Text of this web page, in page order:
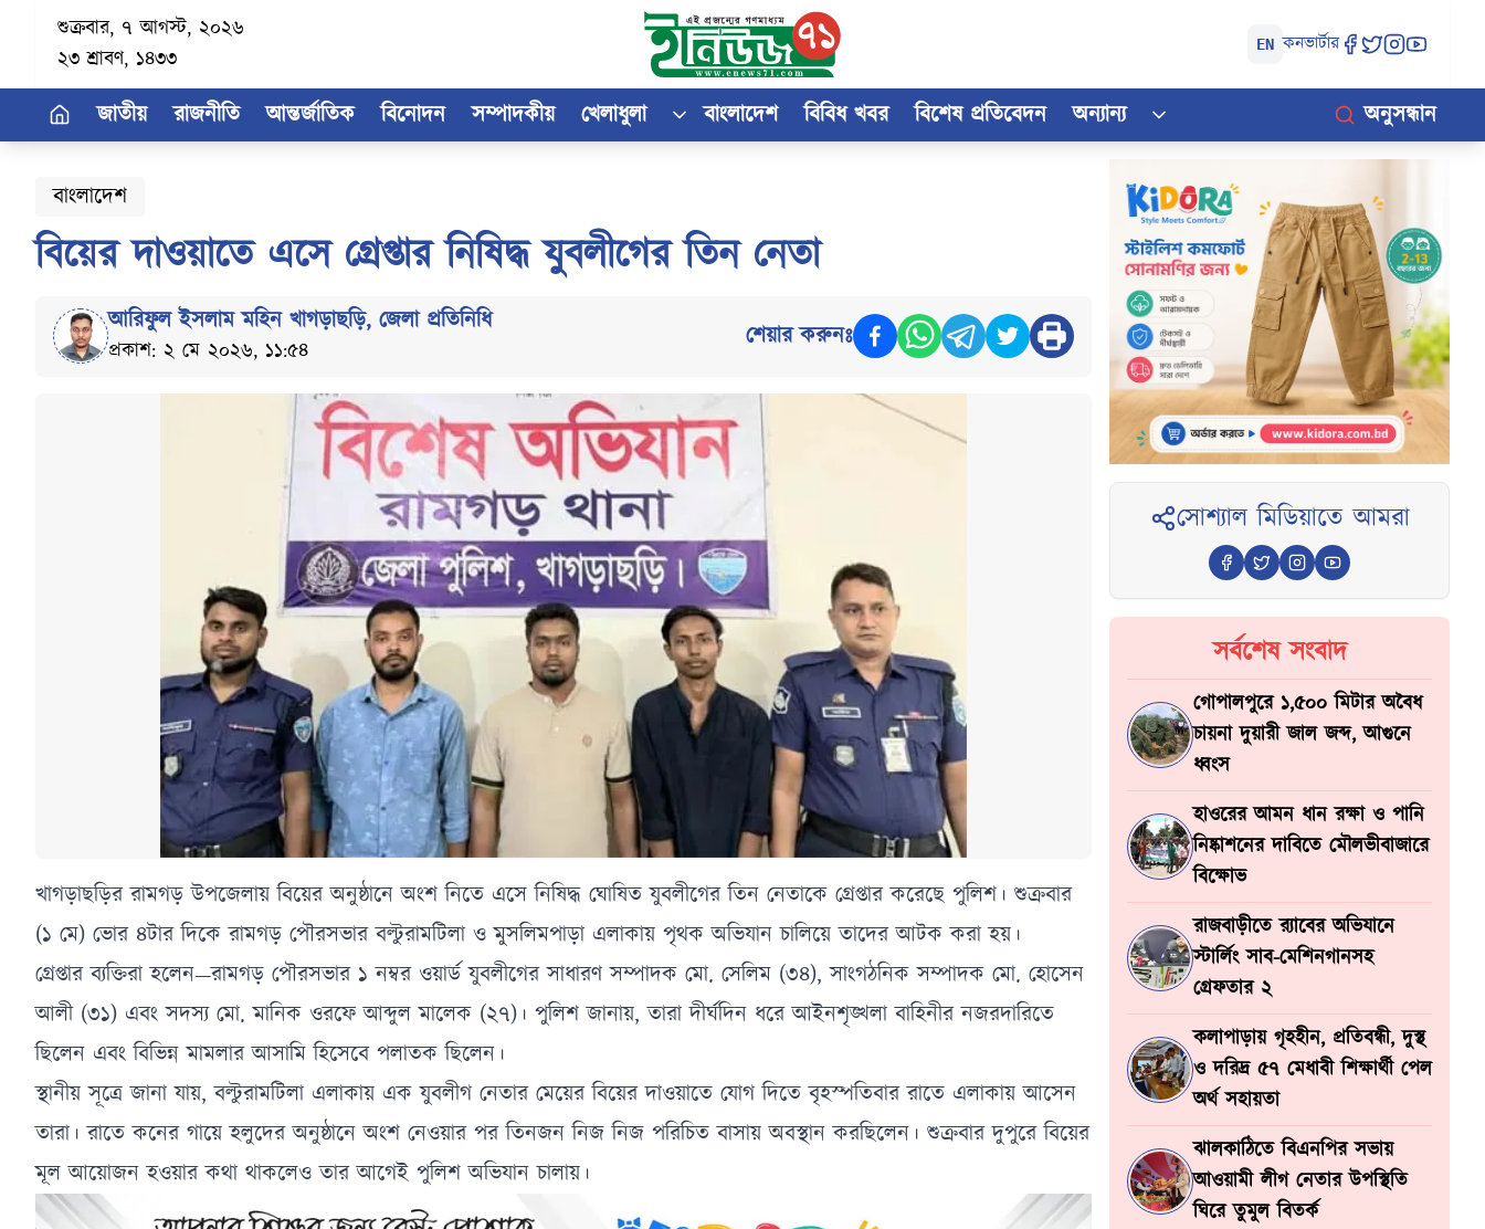
শুক্রবার, ৭ আগস্ট, ২০২৬
২৩ শ্রাবণ, ১৪৩৩
EN কনভার্টার
জাতীয় রাজনীতি আন্তর্জাতিক বিনোদন সম্পাদকীয় খেলাধুলা বাংলাদেশ বিবিধ খবর বিশেষ প্রতিবেদন অন্যান্য অনুসন্ধান
বাংলাদেশ
বিয়ের দাওয়াতে এসে গ্রেপ্তার নিষিদ্ধ যুবলীগের তিন নেতা
আরিফুল ইসলাম মহিন খাগড়াছড়ি, জেলা প্রতিনিধি
প্রকাশ: ২ মে ২০২৬, ১১:৫৪ শেয়ার করুনঃ
খাগড়াছড়ির রামগড় উপজেলায় বিয়ের অনুষ্ঠানে অংশ নিতে এসে নিষিদ্ধ ঘোষিত যুবলীগের তিন নেতাকে গ্রেপ্তার করেছে পুলিশ। শুক্রবার
(১ মে) ভোর ৪টার দিকে রামগড় পৌরসভার বল্টুরামটিলা ও মুসলিমপাড়া এলাকায় পৃথক অভিযান চালিয়ে তাদের আটক করা হয়।
গ্রেপ্তার ব্যক্তিরা হলেন—রামগড় পৌরসভার ১ নম্বর ওয়ার্ড যুবলীগের সাধারণ সম্পাদক মো. সেলিম (৩৪), সাংগঠনিক সম্পাদক মো. হোসেন
আলী (৩১) এবং সদস্য মো. মানিক ওরফে আব্দুল মালেক (২৭)। পুলিশ জানায়, তারা দীর্ঘদিন ধরে আইনশৃঙ্খলা বাহিনীর নজরদারিতে
ছিলেন এবং বিভিন্ন মামলার আসামি হিসেবে পলাতক ছিলেন।
স্থানীয় সূত্রে জানা যায়, বল্টুরামটিলা এলাকায় এক যুবলীগ নেতার মেয়ের বিয়ের দাওয়াতে যোগ দিতে বৃহস্পতিবার রাতে এলাকায় আসেন
তারা। রাতে কনের গায়ে হলুদের অনুষ্ঠানে অংশ নেওয়ার পর তিনজন নিজ নিজ পরিচিত বাসায় অবস্থান করছিলেন। শুক্রবার দুপুরে বিয়ের
মূল আয়োজন হওয়ার কথা থাকলেও তার আগেই পুলিশ অভিযান চালায়।
সোশ্যাল মিডিয়াতে আমরা
সর্বশেষ সংবাদ
গোপালপুরে ১,৫০০ মিটার অবৈধ
চায়না দুয়ারী জাল জব্দ, আগুনে
ধ্বংস
হাওরের আমন ধান রক্ষা ও পানি
নিষ্কাশনের দাবিতে মৌলভীবাজারে
বিক্ষোভ
রাজবাড়ীতে র‍্যাবের অভিযানে
স্টার্লিং সাব-মেশিনগানসহ
গ্রেফতার ২
কলাপাড়ায় গৃহহীন, প্রতিবন্ধী, দুস্থ
ও দরিদ্র ৫৭ মেধাবী শিক্ষার্থী পেল
অর্থ সহায়তা
ঝালকাঠিতে বিএনপির সভায়
আওয়ামী লীগ নেতার উপস্থিতি
ঘিরে তুমুল বিতর্ক